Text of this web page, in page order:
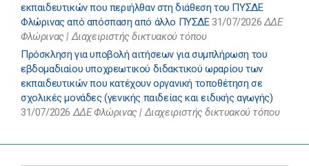
εκπαιδευτικών που περιήλθαν στη διάθεση του ΠΥΣΔΕ
Φλώρινας από απόσπαση από άλλο ΠΥΣΔΕ 31/07/2026 ΔΔΕ
Φλώρινας | Διαχειριστής δικτυακού τόπου
Πρόσκληση για υποβολή αιτήσεων για συμπλήρωση του
εβδομαδιαίου υποχρεωτικού διδακτικού ωραρίου των
εκπαιδευτικών που κατέχουν οργανική τοποθέτηση σε
σχολικές μονάδες (γενικής παιδείας και ειδικής αγωγής)
31/07/2026 ΔΔΕ Φλώρινας | Διαχειριστής δικτυακού τόπου